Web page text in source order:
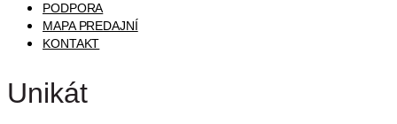
PODPORA
MAPA PREDAJNÍ
KONTAKT
Unikát